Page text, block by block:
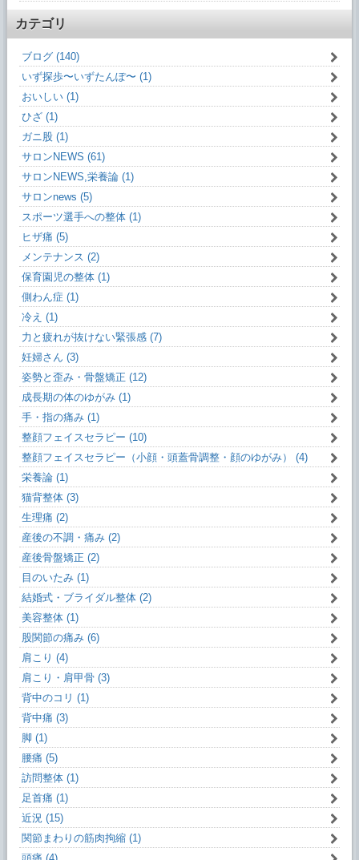
カテゴリ
ブログ (140)
いず探歩〜いずたんぽ〜 (1)
おいしい (1)
ひざ (1)
ガニ股 (1)
サロンNEWS (61)
サロンNEWS,栄養論 (1)
サロンnews (5)
スポーツ選手への整体 (1)
ヒザ痛 (5)
メンテナンス (2)
保育園児の整体 (1)
側わん症 (1)
冷え (1)
力と疲れが抜けない緊張感 (7)
妊婦さん (3)
姿勢と歪み・骨盤矯正 (12)
成長期の体のゆがみ (1)
手・指の痛み (1)
整顔フェイスセラピー (10)
整顔フェイスセラピー（小顔・頭蓋骨調整・顔のゆがみ） (4)
栄養論 (1)
猫背整体 (3)
生理痛 (2)
産後の不調・痛み (2)
産後骨盤矯正 (2)
目のいたみ (1)
結婚式・ブライダル整体 (2)
美容整体 (1)
股関節の痛み (6)
肩こり (4)
肩こり・肩甲骨 (3)
背中のコリ (1)
背中痛 (3)
脚 (1)
腰痛 (5)
訪問整体 (1)
足首痛 (1)
近況 (15)
関節まわりの筋肉拘縮 (1)